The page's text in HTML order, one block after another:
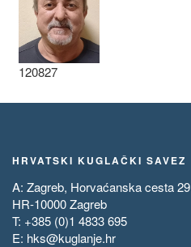
120827
HRVATSKI KUGLAČKI SAVEZ
A: Zagreb, Horvaćanska cesta 29
HR-10000 Zagreb
T: +385 (0)1 4833 695
E: hks@kuglanje.hr